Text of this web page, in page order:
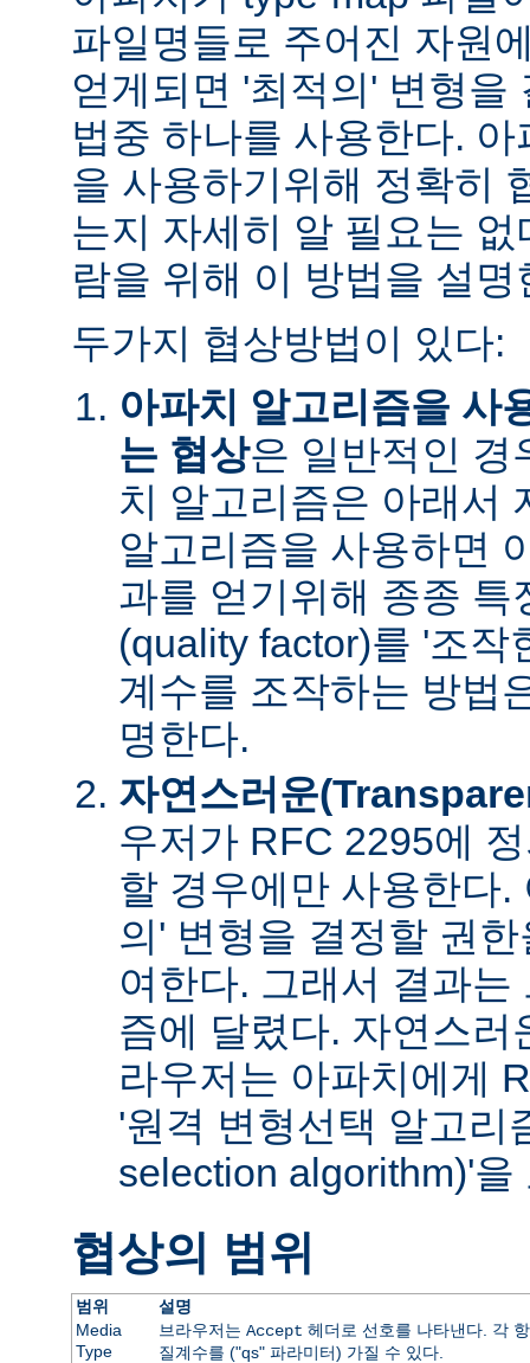
파일명들로 주어진 자원
얻게되면 '최적의' 변형을
법중 하나를 사용한다.
을 사용하기위해 정확히
는지 자세히 알 필요는
람을 위해 이 방법을 설명
두가지 협상방법이 있다:
아파치 알고리즘을 사
는 협상은 일반적인 경
치 알고리즘은 아래서
알고리즘을 사용하면
과를 얻기위해 종종 특
(quality factor)를 '조작
계수를 조작하는 방법
명한다.
자연스러운
우저가 RFC 2295에
할 경우에만 사용한다.
의' 변형을 결정할 권
여한다. 그래서 결과
즘에 달렸다. 자연스러
라우저는 아파치에게
'원격 변형선택 알고리
selection algorithm)'을
협상의 범위
범위
설명
Media
Type
브라우저는 Accept 헤더로 선호를 나타낸다. 각
질계수를 ("qs" 파라미터) 가질 수 있다.